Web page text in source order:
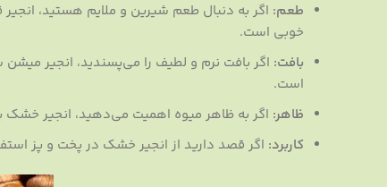
طعم: اگر به دنبال طعم شیرین و ملایم هستید،
خوبی است.
بافت: اگر بافت نرم و لطیف را می‌پسندید، انجیر
است.
ظاهر: اگر به ظاهر میوه اهمیت می‌دهید، انجیر
کاربرد: اگر قصد دارید از انجیر خشک در پخت و پز